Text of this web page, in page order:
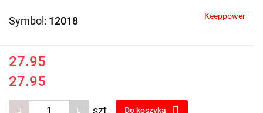
Symbol: 12018 Keeppower
27.95
27.95
szt. Do koszyka